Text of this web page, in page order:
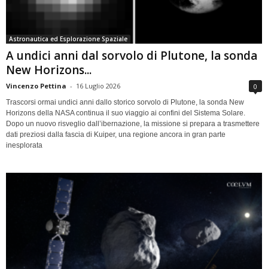
Astronautica ed Esplorazione Spaziale
A undici anni dal sorvolo di Plutone, la sonda
New Horizons...
Vincenzo Pettina - 16 Luglio 2026 0
Trascorsi ormai undici anni dallo storico sorvolo di Plutone, la sonda New
Horizons della NASA continua il suo viaggio ai confini del Sistema Solare.
Dopo un nuovo risveglio dall’ibernazione, la missione si prepara a trasmettere
dati preziosi dalla fascia di Kuiper, una regione ancora in gran parte
inesplorata